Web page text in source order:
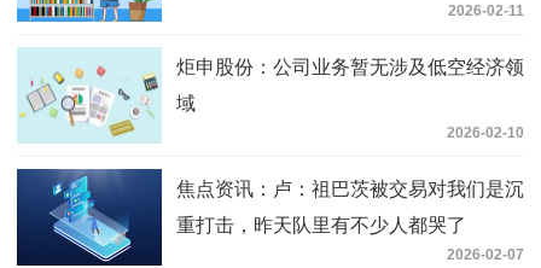
2026-02-11
炬申股份：公司业务暂无涉及低空经济领
域
2026-02-10
焦点资讯：卢：祖巴茨被交易对我们是沉
重打击，昨天队里有不少人都哭了
2026-02-07